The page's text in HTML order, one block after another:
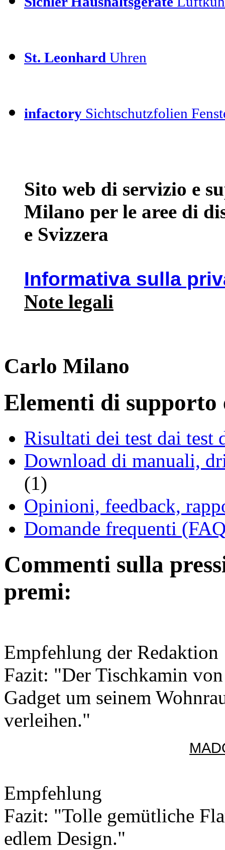
St. Leonhard Uhren
infactory Sichtschutzfolien
Sito web di servizio e
Milano per le aree di
e Svizzera
Informativa sulla
Note legali
Carlo Milano
Elementi di supporto
Risultati dei test dai
Download di manuali,
(1)
Opinioni, feedback,
Domande frequenti
Commenti sulla
premi:
Empfehlung der Redaktion
Fazit: "Der Tischkamin
Gadget um seinem
verleihen."
Empfehlung
Fazit: "Tolle gemütliche
edlem Design."